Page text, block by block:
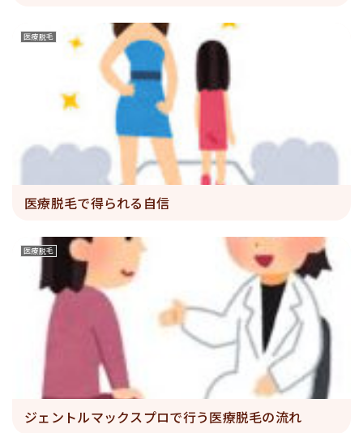
医療脱毛
医療脱毛で得られる自信
医療脱毛
ジェントルマックスプロで行う医療脱毛の流れ